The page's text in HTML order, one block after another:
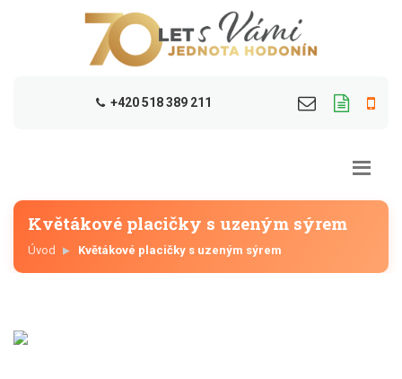
+420 518 389 211
Květákové placičky s uzeným sýrem
Úvod Květákové placičky s uzeným sýrem